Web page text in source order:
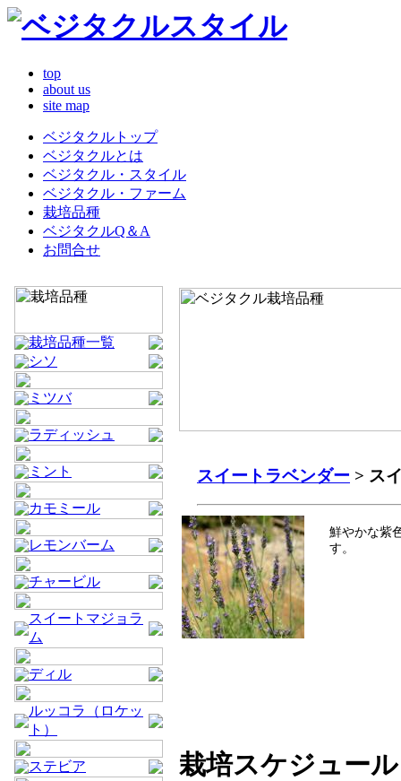
top
about us
site map
ベジタクルトップ
ベジタクルとは
ベジタクル・スタイル
ベジタクル・ファーム
栽培品種
ベジタクルQ＆A
お問合せ
栽培品種一覧
シソ
ミツバ
ラディッシュ
ミント
カモミール
レモンバーム
チャービル
スイートマジョラ
ム
ディル
ルッコラ（ロケッ
ト）
ステビア
スイートラベンダー > ス
鮮やかな紫
す。
栽培スケジュール